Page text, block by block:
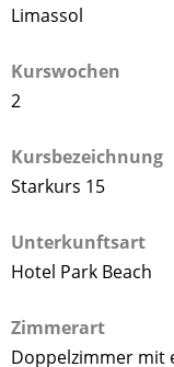
Limassol
Kurswochen
2
Kursbezeichnung
Starkurs 15
Unterkunftsart
Hotel Park Beach
Zimmerart
Doppelzimmer mit